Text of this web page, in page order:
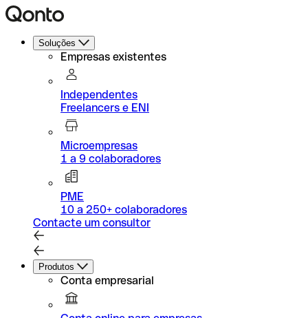
Soluções
Empresas existentes
Independentes
Freelancers e ENI
Microempresas
1 a 9 colaboradores
PME
10 a 250+ colaboradores
Contacte um consultor
Produtos
Conta empresarial